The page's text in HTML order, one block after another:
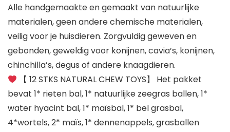
Alle handgemaakte en gemaakt van natuurlijke
materialen, geen andere chemische materialen,
veilig voor je huisdieren. Zorgvuldig geweven en
gebonden, geweldig voor konijnen, cavia’s, konijnen,
chinchilla’s, degus of andere knaagdieren.
【 12 STKS NATURAL CHEW TOYS】 Het pakket
bevat 1* rieten bal, 1* natuurlijke zeegras ballen, 1*
water hyacint bal, 1* maïsbal, 1* bel grasbal,
4*wortels, 2* maïs, 1* dennenappels, grasballen